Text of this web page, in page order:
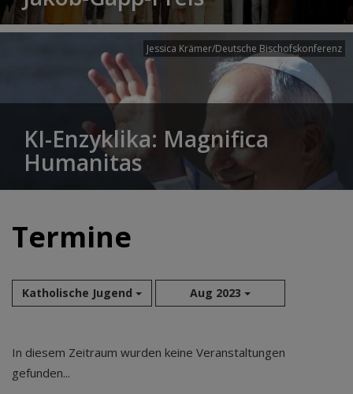
Jessica Krämer/Deutsche Bischofskonferenz
KI-Enzyklika: Magnifica
Humanitas
Termine
Katholische Jugend Aug 2023
Aug 2026
In diesem Zeitraum wurden keine Veranstaltungen
gefunden...